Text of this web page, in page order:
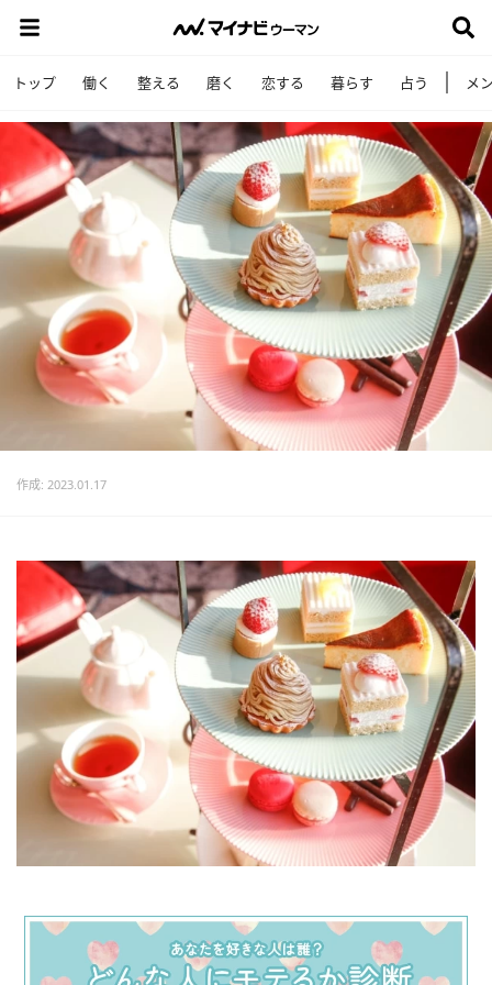
トップ 働く 整える 磨く 恋する 暮らす 占う メ
作成: 2023.01.17